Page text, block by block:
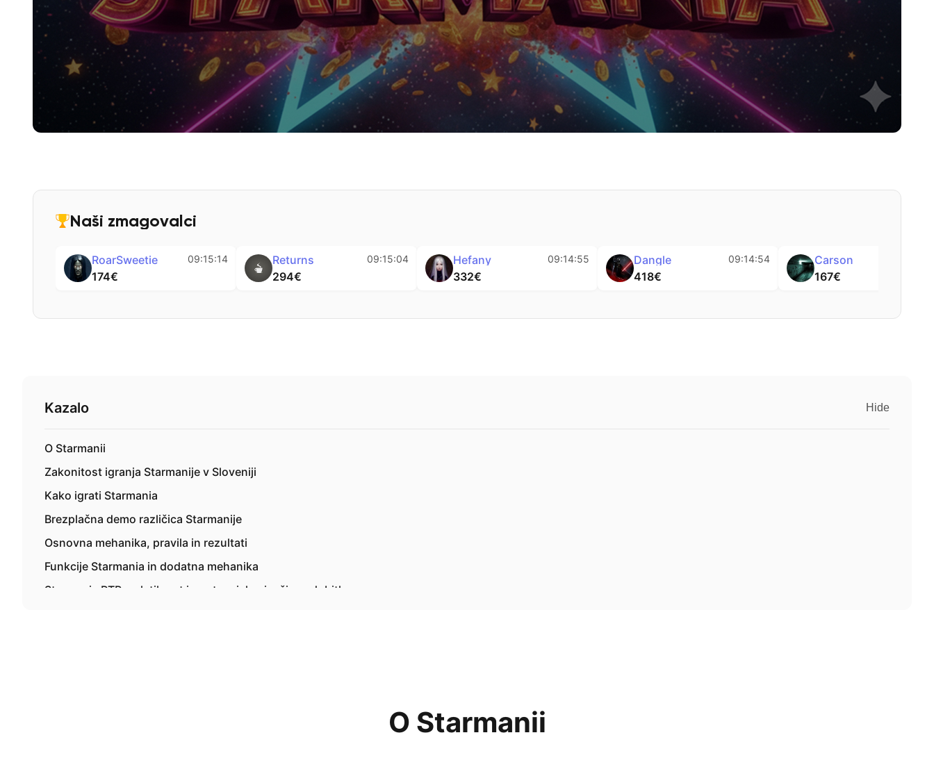
Naši zmagovalci
Bernmen
300€
09:15:21
RoarSweetie
174€
09:15:14
Returns
294€
09:15:04
Hefany
332€
09:14:55
Dangle
418€
Kazalo Hide
O Starmanii
Zakonitost igranja Starmanije v Sloveniji
Kako igrati Starmania
Brezplačna demo različica Starmanije
Osnovna mehanika, pravila in rezultati
Funkcije Starmania in dodatna mehanika
Starmania RTP, volatilnost in potencial največjega dobitka
O Starmanii